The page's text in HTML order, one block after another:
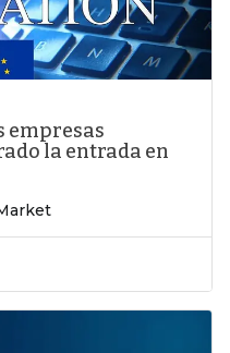
empresas
la entrada en